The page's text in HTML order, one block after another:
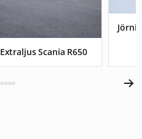
Extraljus Scania R650